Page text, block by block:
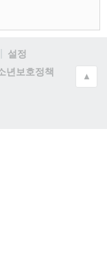
설정
년보호정책
▲